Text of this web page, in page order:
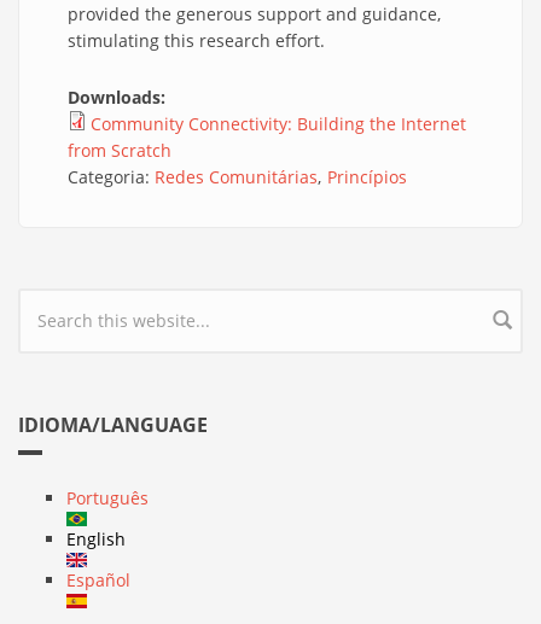
provided the generous support and guidance,
stimulating this research effort.
Downloads:
Community Connectivity: Building the Internet
from Scratch
Categoria: Redes Comunitárias Princípios
Search form
IDIOMA/LANGUAGE
Português
English
Español